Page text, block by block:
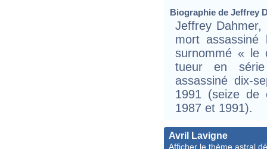
Biographie de Jeffrey
Jeffrey
mort
surnommé « le
tueur en
assassiné dix-
1991 (seize de
1987 et 1991).
Avril Lavigne
Afficher le thème astral